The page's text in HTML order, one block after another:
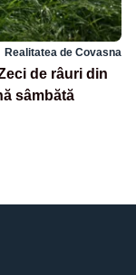
Realitatea de Covasna
de râuri din
sâmbătă